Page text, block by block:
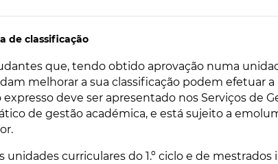
de classificação
que, tendo obtido aprovação numa
melhorar a sua classificação podem efetuar
deve ser apresentado nos Serviços de
de gestão académica, e está sujeito a
unidades curriculares do 1.º ciclo e de